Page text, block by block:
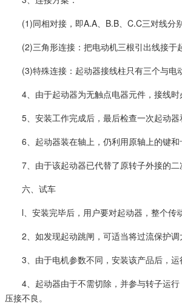
(1)同相对接，即A.A、B.B、C.C三对线分
(2)三角形连接：把电动机三根引出线接于
(3)特殊连接：起动器接线柱只有三个与电
4、由于起动器为无触点电器元件，接线时
5、安装工作完成后，最后检查一次起动器
6、起动器装在轴上，仍利用原轴上的键
7、由于该起动器已代替了原转子外接的
六、试车
l、安装完毕后，用户要对起动器，整个
2、如发现起动跳闸，可适当将过流保护调
3、由于电机参数不同，安装该产品后，
4、起动器由于不需切除，并参与转子运
压接不良。